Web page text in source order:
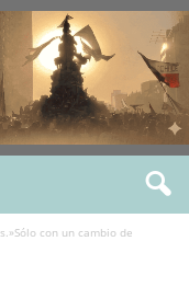
con un cambio de